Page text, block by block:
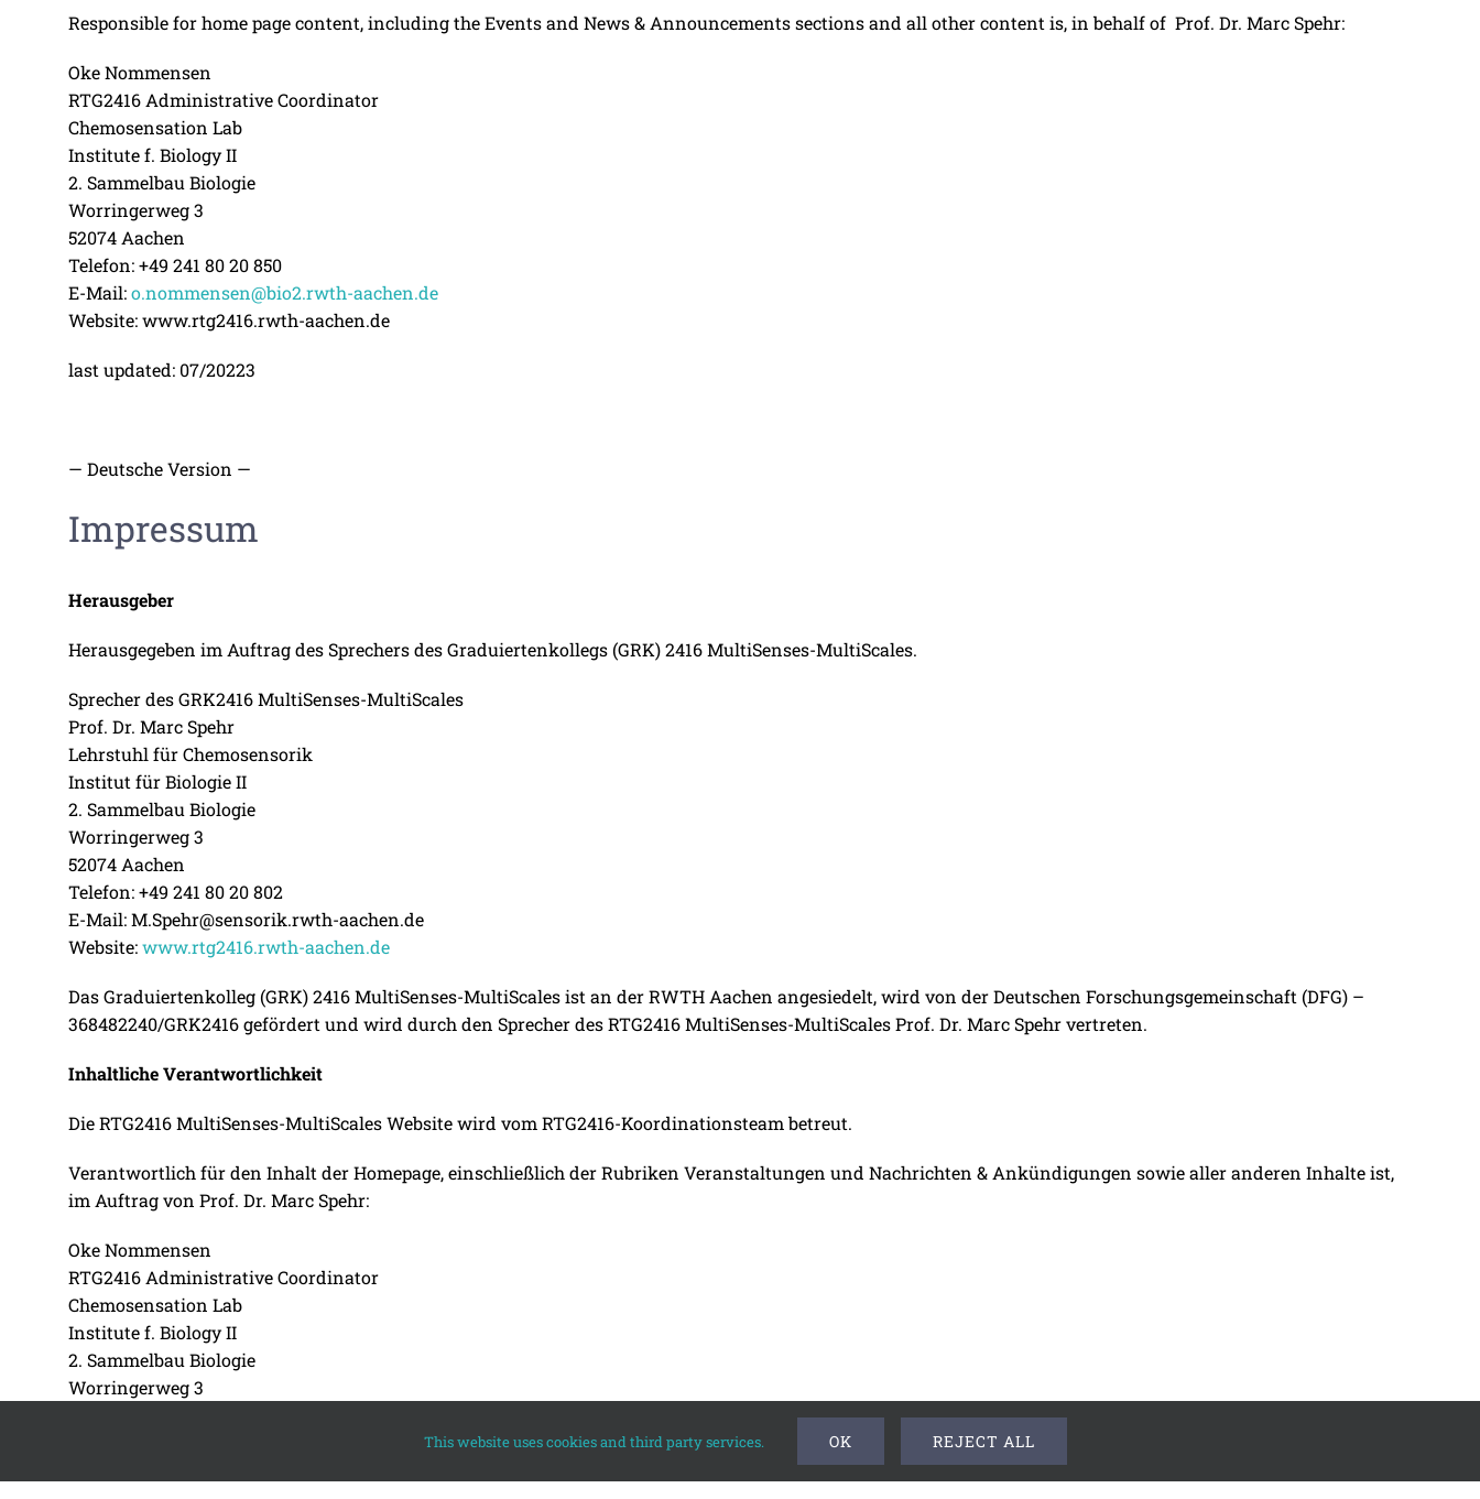
Responsible for home page content, including the Events and News & Announcements sections and all other content is, in behalf of Prof. Dr. Marc Spehr:
Oke Nommensen
RTG2416 Administrative Coordinator
Chemosensation Lab
Institute f. Biology II
2. Sammelbau Biologie
Worringerweg 3
52074 Aachen
Telefon: +49 241 80 20 850
E-Mail:o.nommensen@bio2.rwth-aachen.de
Website: www.rtg2416.rwth-aachen.de
last updated: 07/20223
— Deutsche Version —
Impressum
Herausgeber
Herausgegeben im Auftrag des Sprechers des Graduiertenkollegs (GRK) 2416 MultiSenses-MultiScales.
Sprecher des GRK2416 MultiSenses-MultiScales
Prof. Dr. Marc Spehr
Lehrstuhl für Chemosensorik
Institut für Biologie II
2. Sammelbau Biologie
Worringerweg 3
52074 Aachen
Telefon: +49 241 80 20 802
E-Mail: M.Spehr@sensorik.rwth-aachen.de
Website:www.rtg2416.rwth-aachen.de
Das Graduiertenkolleg (GRK) 2416 MultiSenses-MultiScales ist an der RWTH Aachen angesiedelt, wird von der Deutschen Forschungsgemeinschaft (DFG) –
368482240/GRK2416 gefördert und wird durch den Sprecher des RTG2416 MultiSenses-MultiScales Prof. Dr. Marc Spehr vertreten.
Inhaltliche Verantwortlichkeit
Die RTG2416 MultiSenses-MultiScales Website wird vom RTG2416-Koordinationsteam betreut.
Verantwortlich für den Inhalt der Homepage, einschließlich der Rubriken Veranstaltungen und Nachrichten & Ankündigungen sowie aller anderen Inhalte ist,
im Auftrag von Prof. Dr. Marc Spehr:
Oke Nommensen
RTG2416 Administrative Coordinator
Chemosensation Lab
Institute f. Biology II
2. Sammelbau Biologie
Worringerweg 3
This website uses cookies and third party services. OK REJECT ALL